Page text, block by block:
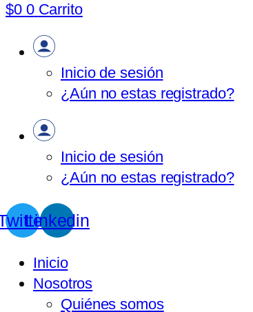
$0 0 Carrito
Inicio de sesión
¿Aún no estas registrado?
Inicio de sesión
¿Aún no estas registrado?
Linkedin
Inicio
Nosotros
Quiénes somos